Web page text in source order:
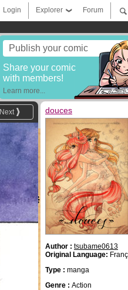
Forum
Explorer
Login
Publish your comic
Share your comic
with members!
Learn more...
Next douces
Author : tsubame0613
Original Language:
Type : manga
Genre : Action